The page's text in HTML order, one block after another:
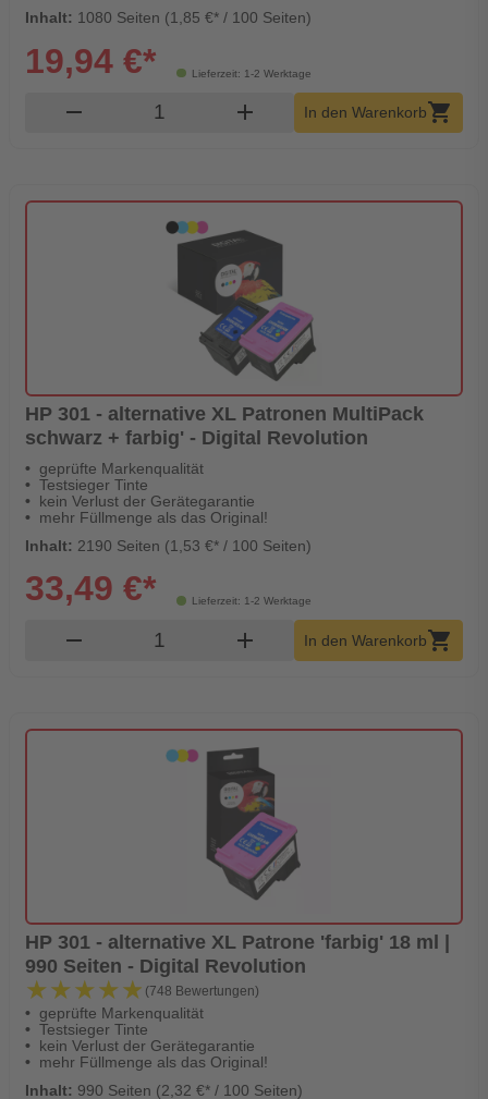
Inhalt: 1080 Seiten (1,85 €* / 100 Seiten)
Lieferzeit: 1-2 Werktage
19,94 €*
remove Produkt Warenkorb Menge
add In den Warenkorb shopping_cart
HP 301 - alternative XL Patronen MultiPack
schwarz + farbig' - Digital Revolution
geprüfte Markenqualität
Testsieger Tinte
kein Verlust der Gerätegarantie
mehr Füllmenge als das Original!
Inhalt: 2190 Seiten (1,53 €* / 100 Seiten)
Lieferzeit: 1-2 Werktage
33,49 €*
remove Produkt Warenkorb Menge
add In den Warenkorbshopping_cart
HP 301 - alternative XL Patrone 'farbig' 18 ml |
990 Seiten - Digital Revolution
★★★★★
★★★★★ (748 Bewertungen)
geprüfte Markenqualität
Testsieger Tinte
kein Verlust der Gerätegarantie
mehr Füllmenge als das Original!
Inhalt: 990 Seiten (2,32 €* / 100 Seiten)